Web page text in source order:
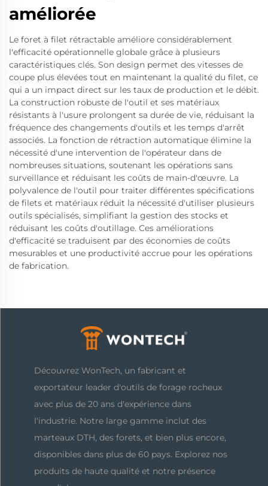
améliorée
Le foret à filet rétractable améliore considérablement
l'efficacité opérationnelle globale grâce à plusieurs
caractéristiques clés. Son design permet des vitesses de
coupe plus élevées tout en maintenant la qualité du filet, ce
qui a un impact direct sur les taux de production et le débit.
La construction robuste de l'outil et ses matériaux
résistants à l'usure prolongent sa durée de vie, réduisant la
fréquence des changements d'outils et les temps d'arrêt
associés. La fonction de rétraction automatique élimine la
nécessité d'une intervention de l'opérateur dans de
nombreuses situations, soutenant les opérations sans
surveillance et réduisant les coûts de main-d'œuvre. La
polyvalence de l'outil pour traiter différentes spécifications
de filets et matériaux réduit la nécessité d'utiliser plusieurs
outils spécialisés, simplifiant la gestion des stocks et
réduisant les coûts d'outillage. Ces améliorations
d'efficacité se traduisent par des économies de coûts
mesurables et une productivité accrue pour les opérations
de fabrication.
Découvrez WonTech, un fabricant et
exportateur leader d'outils de forage rocheux
avec plus de 20 ans d'expérience dans
l'industrie. Notre large gamme inclut des
marteaux DTH, des forets, et bien plus encore,
disponibles dans plus de 60 pays. Explorez nos
produits de haute qualité et notre présence